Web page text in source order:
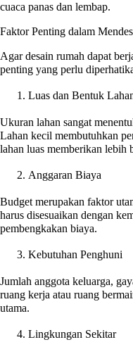
cuaca panas dan lembap.
Faktor Penting dalam
Agar desain rumah dapat
penting yang perlu
Luas dan Bentuk
Ukuran lahan sangat
Lahan kecil membutuhkan
lahan luas memberikan lebih
Anggaran Biaya
Budget merupakan faktor
harus disesuaikan dengan
pembengkakan biaya.
Kebutuhan Penghuni
Jumlah anggota keluarga,
ruang kerja atau ruang
utama.
Lingkungan Sekitar